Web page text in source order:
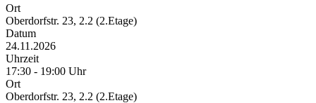
Ort
Oberdorfstr. 23, 2.2 (2.Etage)
Datum
24.11.2026
Uhrzeit
17:30 - 19:00 Uhr
Ort
Oberdorfstr. 23, 2.2 (2.Etage)